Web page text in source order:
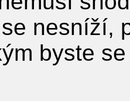
nesníží,
byste